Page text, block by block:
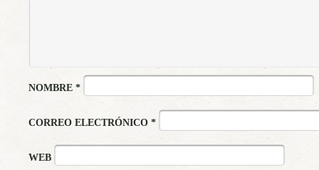
NOMBRE *
CORREO ELECTRÓNICO *
WEB